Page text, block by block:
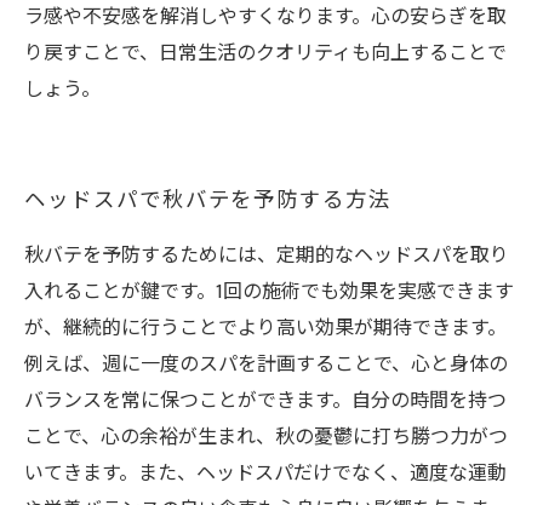
ラ感や不安感を解消しやすくなります。心の安らぎを取
り戻すことで、日常生活のクオリティも向上することで
しょう。
ヘッドスパで秋バテを予防する方法
秋バテを予防するためには、定期的なヘッドスパを取り
入れることが鍵です。1回の施術でも効果を実感できます
が、継続的に行うことでより高い効果が期待できます。
例えば、週に一度のスパを計画することで、心と身体の
バランスを常に保つことができます。自分の時間を持つ
ことで、心の余裕が生まれ、秋の憂鬱に打ち勝つ力がつ
いてきます。また、ヘッドスパだけでなく、適度な運動